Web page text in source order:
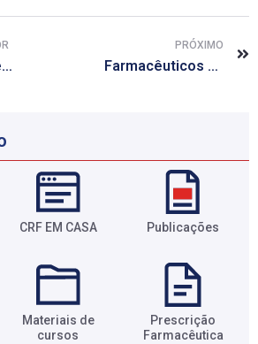
Nota de Esclarecimento
PRÓXIMO
Farmacêuticos orientam população sobre prevenção ao câncer de pele
CRF EM CASA Publicações
Materiais de
cursos​
Prescrição
Farmacêutica​